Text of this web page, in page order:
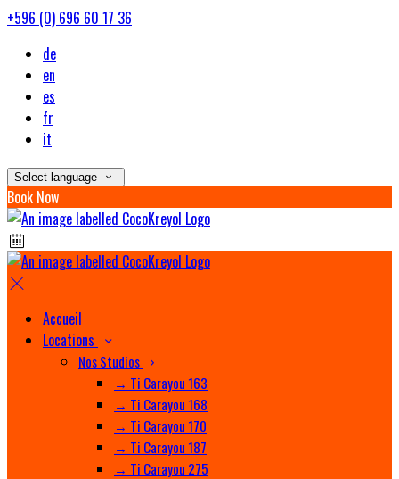
+596 (0) 696 60 17 36
de
en
es
fr
it
Select language
Book Now
Accueil
Locations
Nos Studios
→ Ti Carayou 163
→ Ti Carayou 168
→ Ti Carayou 170
→ Ti Carayou 187
→ Ti Carayou 275